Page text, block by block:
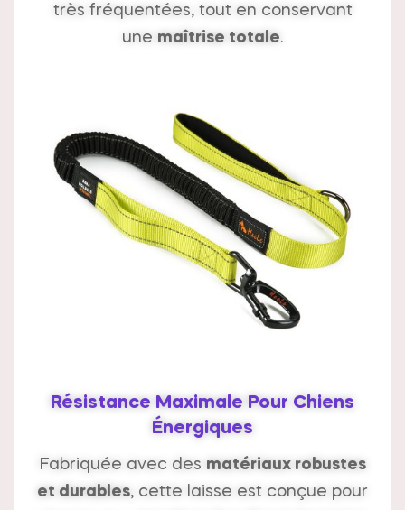
très fréquentées, tout en conservant
une maîtrise totale.
Résistance Maximale Pour Chiens
Énergiques
Fabriquée avec des matériaux robustes
et durables, cette laisse est conçue pour